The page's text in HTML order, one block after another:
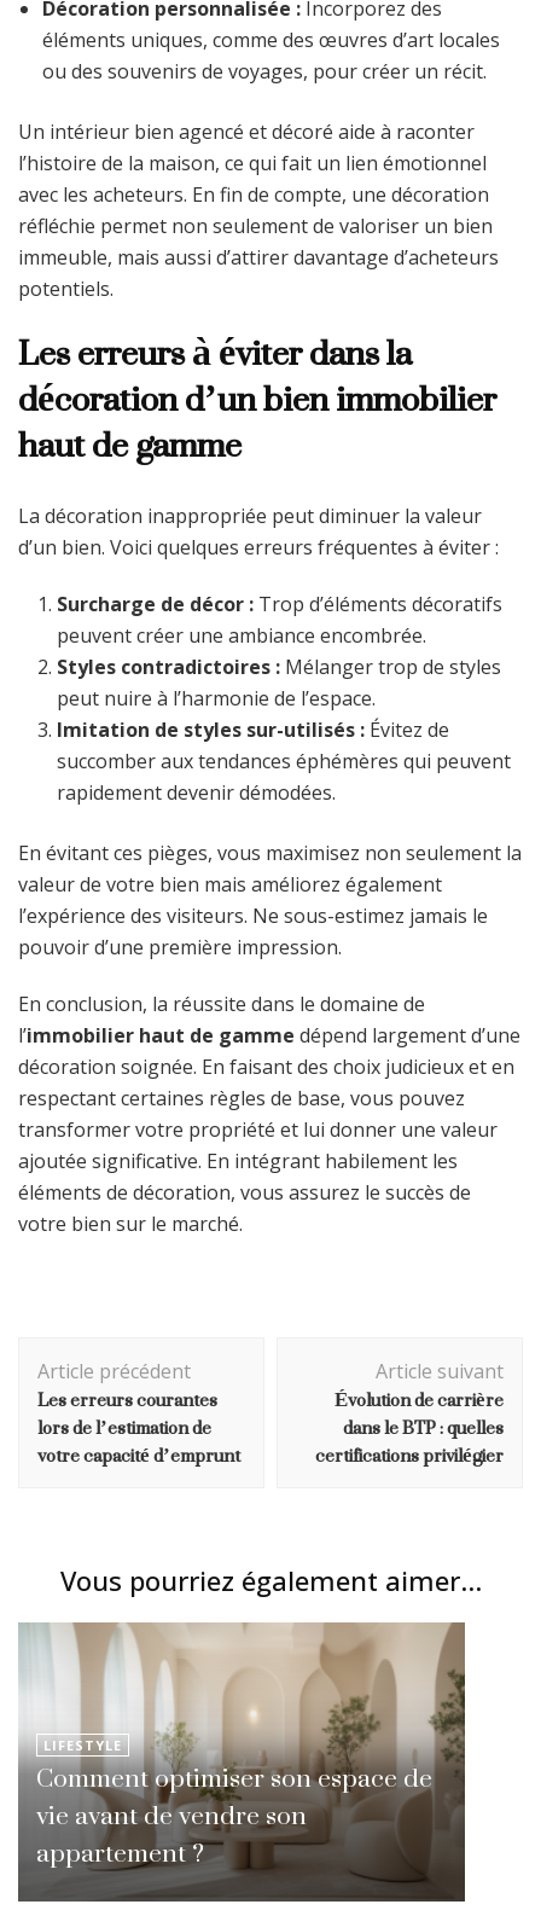
Décoration personnalisée : Incorporez des
éléments uniques, comme des œuvres d’art locales
ou des souvenirs de voyages, pour créer un récit.
Un intérieur bien agencé et décoré aide à raconter
l’histoire de la maison, ce qui fait un lien émotionnel
avec les acheteurs. En fin de compte, une décoration
réfléchie permet non seulement de valoriser un bien
immeuble, mais aussi d’attirer davantage d’acheteurs
potentiels.
Les erreurs à éviter dans la
décoration d’un bien immobilier
haut de gamme
La décoration inappropriée peut diminuer la valeur
d’un bien. Voici quelques erreurs fréquentes à éviter :
Surcharge de décor : Trop d’éléments décoratifs
peuvent créer une ambiance encombrée.
Styles contradictoires : Mélanger trop de styles
peut nuire à l’harmonie de l’espace.
Imitation de styles sur-utilisés : Évitez de
succomber aux tendances éphémères qui peuvent
rapidement devenir démodées.
En évitant ces pièges, vous maximisez non seulement la
valeur de votre bien mais améliorez également
l’expérience des visiteurs. Ne sous-estimez jamais le
pouvoir d’une première impression.
En conclusion, la réussite dans le domaine de
l’immobilier haut de gamme dépend largement d’une
décoration soignée. En faisant des choix judicieux et en
respectant certaines règles de base, vous pouvez
transformer votre propriété et lui donner une valeur
ajoutée significative. En intégrant habilement les
éléments de décoration, vous assurez le succès de
votre bien sur le marché.
d'article
Article précédent
Les erreurs courantes
lors de l’estimation de
votre capacité d’emprunt
Article suivant
Évolution de carrière
dans le BTP : quelles
certifications privilégier
Vous pourriez également aimer...
LIFESTYLE
Comment optimiser son espace de
vie avant de vendre son
appartement ?